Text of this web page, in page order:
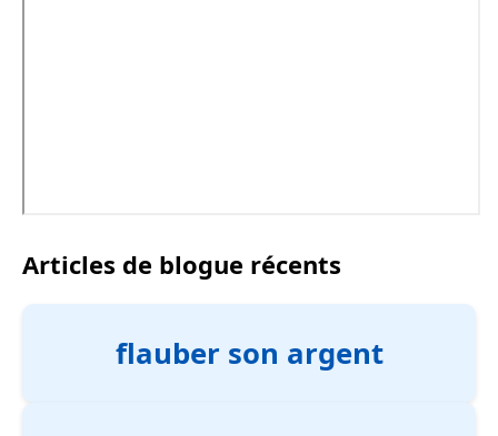
Articles de blogue récents
flauber son argent